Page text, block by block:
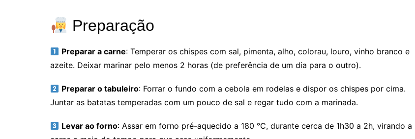
Preparação
Preparar a carne: Temperar os chispes com sal, pimenta, alho, colorau, louro, vinho branco e
azeite. Deixar marinar pelo menos 2 horas (de preferência de um dia para o outro).
Preparar o tabuleiro: Forrar o fundo com a cebola em rodelas e dispor os chispes por cima.
Juntar as batatas temperadas com um pouco de sal e regar tudo com a marinada.
Levar ao forno: Assar em forno pré-aquecido a 180 °C, durante cerca de 1h30 a 2h, virando a